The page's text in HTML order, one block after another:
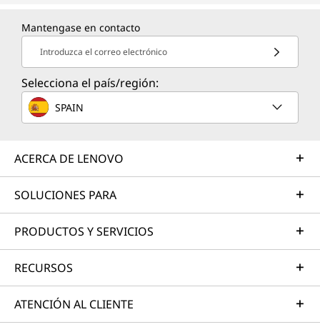
Mantengase en contacto
Introduzca el correo electrónico
Selecciona el país/región:
SPAIN
ACERCA DE LENOVO
SOLUCIONES PARA
PRODUCTOS Y SERVICIOS
RECURSOS
ATENCIÓN AL CLIENTE